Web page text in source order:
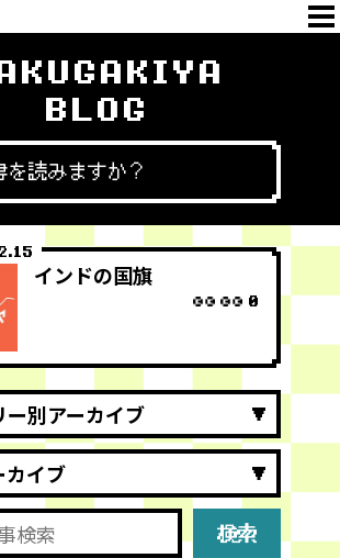
BLOG
を読みますか？
インドの国旗
0